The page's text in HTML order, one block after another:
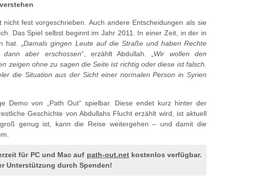
nicht fest vorgeschrieben. Auch andere Entscheidungen als sie
Das Spiel selbst beginnt im Jahr 2011. In einer Zeit, in der in
hat. „Damals gingen Leute auf die Straße und haben Rechte
aber erschossen“, erzählt Abdullah. „Wir wollen den
zeigen ohne zu sagen die Seite ist richtig oder diese ist falsch.
die Situation aus der Sicht einer normalen Person in Syrien
Demo von „Path Out“ spielbar. Diese endet kurz hinter der
Geschichte von Abdullahs Flucht erzählt wird, ist aktuell
genug ist, kann die Reise weitergehen – und damit die
für PC und Mac auf path-out.netkostenlos verfügbar.
Unterstützung durch Spenden!